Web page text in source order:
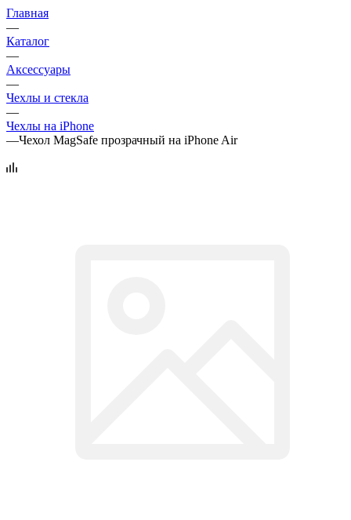
Главная
—
Каталог
—
Аксессуары
—
Чехлы и стекла
—
Чехлы на iPhone
—Чехол MagSafe прозрачный на iPhone Air